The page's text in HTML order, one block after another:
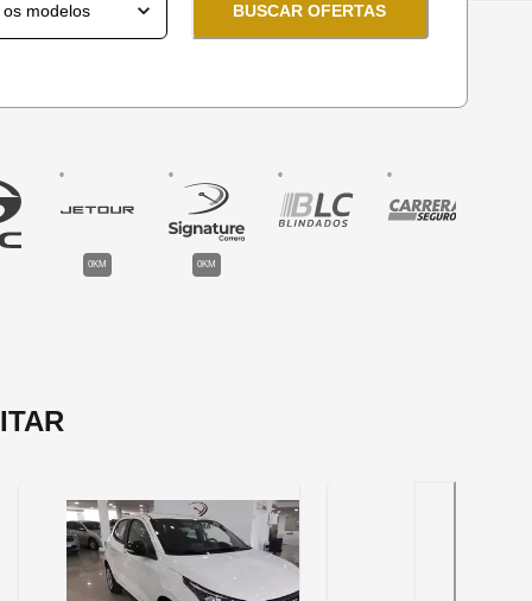
BUSCAR OFERTAS
0KM 0KM